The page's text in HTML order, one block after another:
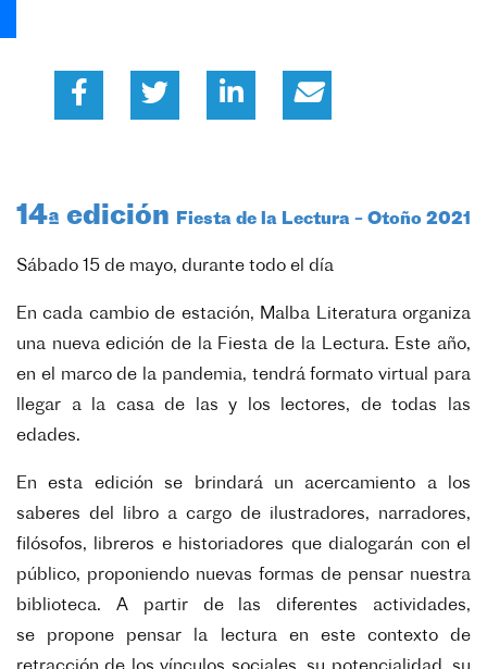
14ª edición Fiesta de la Lectura – Otoño 2021
Sábado 15 de mayo, durante todo el día
En cada cambio de estación, Malba Literatura organiza
una nueva edición de la Fiesta de la Lectura. Este año,
en el marco de la pandemia, tendrá formato virtual para
llegar a la casa de las y los lectores, de todas las
edades.
En esta edición se brindará un acercamiento a los
saberes del libro a cargo de ilustradores, narradores,
filósofos, libreros e historiadores que dialogarán con el
público, proponiendo nuevas formas de pensar nuestra
biblioteca. A partir de las diferentes actividades,
se propone pensar la lectura en este contexto de